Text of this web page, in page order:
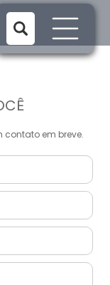
contato em breve.